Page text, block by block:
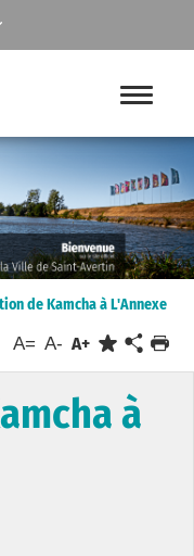
de Kamcha à L'Annexe
A= A- A+
à